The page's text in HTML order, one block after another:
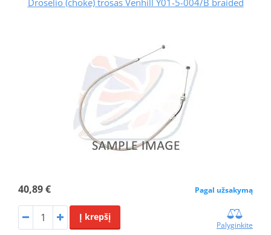
Droselio (choke) trosas Venhill Y01-5-004/B braided
40,89 € Pagal užsakymą
Į krepšį
Palyginkite